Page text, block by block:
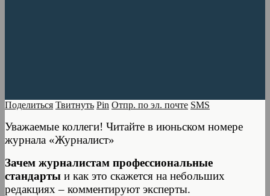
Поделиться Твитнуть Pin Отпр. по эл. почте SMS
Уважаемые коллеги! Читайте в июньском номере
журнала «Журналист»
Зачем журналистам профессиональные
стандарты и как это скажется на небольших
редакциях – комментируют эксперты.